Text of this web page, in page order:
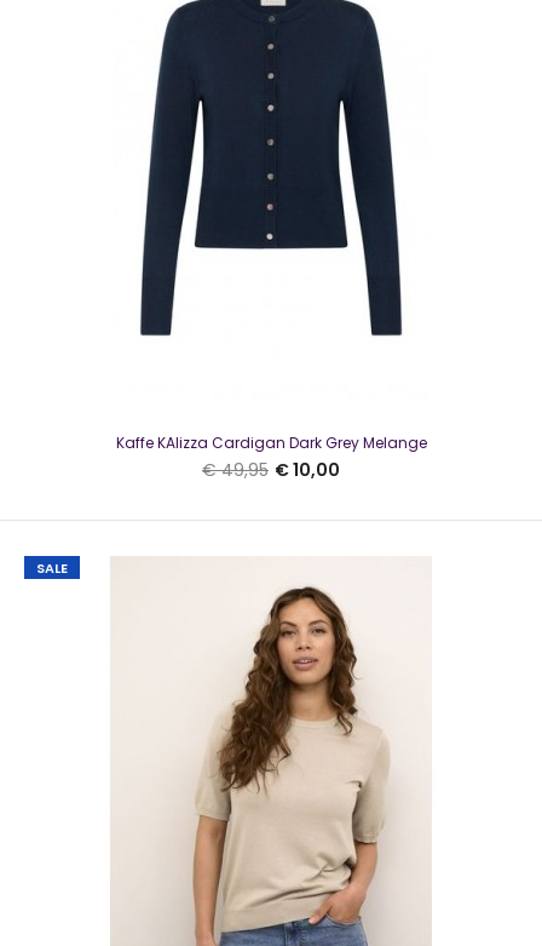
NED Amsterdam Top Lucie SS Blue Lolita Ink ArtMooi top van
NED met een kort mouwtje en een elastisch..
Kaffe KAlizza Cardigan Dark Grey Melange
€ 49,95 € 10,00
SALE